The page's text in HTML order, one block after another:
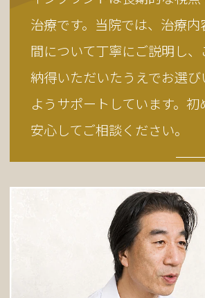
治療です。当院では、治療
間について丁寧にご説明し
納得いただいたうえでお選び
ようサポートしています。初
安心してご相談ください。